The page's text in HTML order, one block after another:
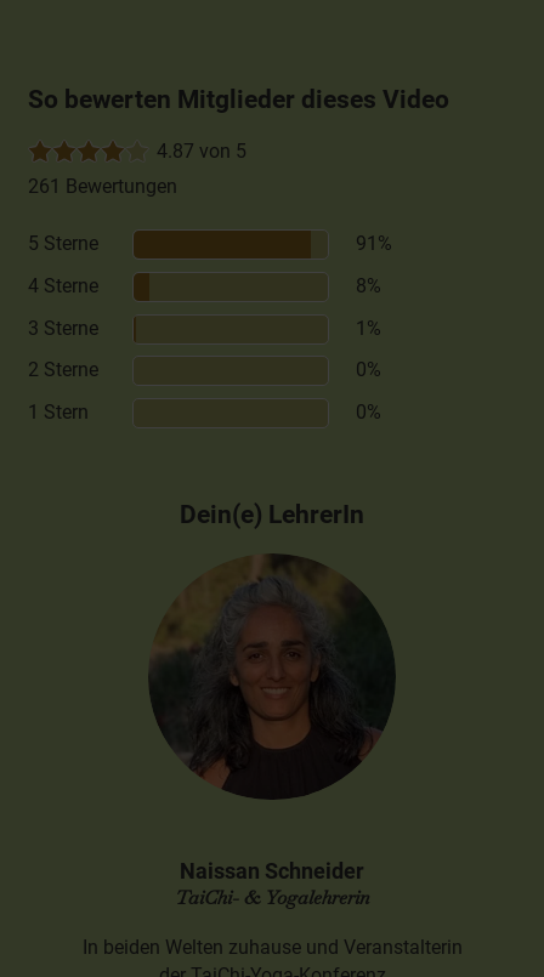
So bewerten Mitglieder dieses Video
4.87 von 5
261 Bewertungen
5 Sterne
91%
4 Sterne
8%
3 Sterne
1%
2 Sterne
0%
1 Stern
0%
Dein(e) LehrerIn
Naissan Schneider
TaiChi- & Yogalehrerin
In beiden Welten zuhause und Veranstalterin